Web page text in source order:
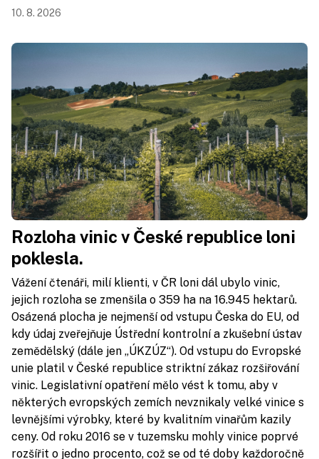
10. 8. 2026
Rozloha vinic v České republice loni
poklesla.
Vážení čtenáři, milí klienti, v ČR loni dál ubylo vinic,
jejich rozloha se zmenšila o 359 ha na 16.945 hektarů.
Osázená plocha je nejmenší od vstupu Česka do EU, od
kdy údaj zveřejňuje Ústřední kontrolní a zkušební ústav
zemědělský (dále jen „ÚKZÚZ“). Od vstupu do Evropské
unie platil v České republice striktní zákaz rozšiřování
vinic. Legislativní opatření mělo vést k tomu, aby v
některých evropských zemích nevznikaly velké vinice s
levnějšími výrobky, které by kvalitním vinařům kazily
ceny. Od roku 2016 se v tuzemsku mohly vinice poprvé
rozšířit o jedno procento, což se od té doby každoročně